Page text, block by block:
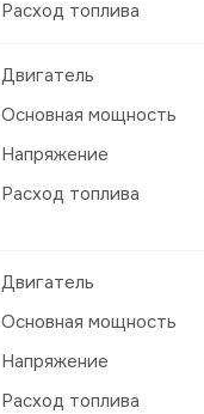
Расход топлива
Двигатель
Основная мощность
Напряжение
Расход топлива
Двигатель
Основная мощность
Напряжение
Расход топлива